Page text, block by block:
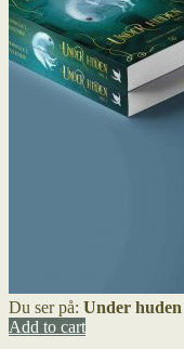
Du ser på: Under huden
Add to cart